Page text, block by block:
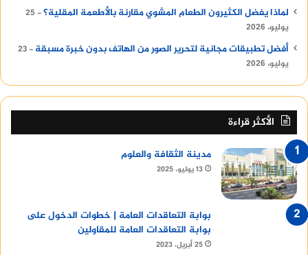
لماذا يفضل الكثيرون الطعام المشوي مقارنة بالأطعمة المقلية؟
25
يوليو، 2026
أفضل تطبيقات مجانية لتحرير الصور من الهاتف بدون خبرة مسبقة
23
يوليو، 2026
الأكثر قراءة
مدينة الثقافة والعلوم
13 يوليو، 2025
بوابة التعاقدات العامة | خطوات الدخول على
بوابة التعاقدات العامة للمقاولين
25 أبريل، 2023